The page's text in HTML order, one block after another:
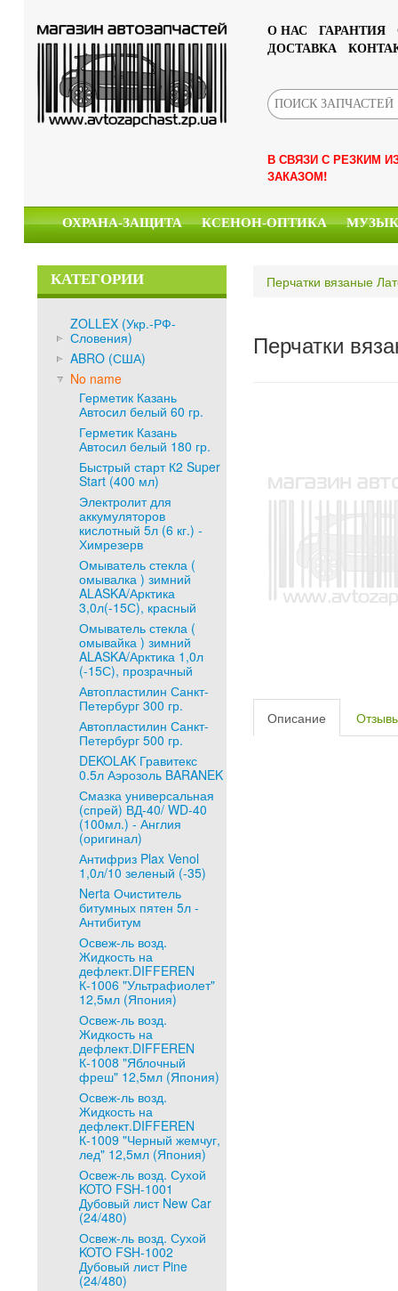
О НАС ГАРАНТИЯ
ДОСТАВКА
В СВЯЗИ С РЕЗКИМ
ЗАКАЗОМ!
ОХРАНА-ЗАЩИТА КСЕНОН-ОПТИКА
КАТЕГОРИИ
ZOLLEX (Укр.-РФ-
Словения)
ABRO (США)
No name
Герметик Казань
Автосил белый 60 гр.
Герметик Казань
Автосил белый 180 гр.
Быстрый старт К2 Super
Start (400 мл)
Электролит для
аккумуляторов
кислотный 5л (6 кг.) -
Химрезерв
Омыватель стекла (
омывалка ) зимний
ALASKA/Арктика
3,0л(-15С), красный
Омыватель стекла (
омывайка ) зимний
ALASKA/Арктика 1,0л
(-15С), прозрачный
Автопластилин Санкт-
Петербург 300 гр.
Автопластилин Санкт-
Петербург 500 гр.
DEKOLAK Гравитекс
0.5л Аэрозоль BARANEK
Смазка универсальная
(спрей) ВД-40/ WD-40
(100мл.) - Англия
(оригинал)
Антифриз Plax Venol
1,0л/10 зеленый (-35)
Nerta Очиститель
битумных пятен 5л -
Антибитум
Освеж-ль возд.
Жидкость на
дефлект.DIFFEREN
К-1006 "Ультрафиолет"
12,5мл (Япония)
Освеж-ль возд.
Жидкость на
дефлект.DIFFEREN
К-1008 "Яблочный
фреш" 12,5мл (Япония)
Освеж-ль возд.
Жидкость на
дефлект.DIFFEREN
К-1009 "Черный жемчуг,
лед" 12,5мл (Япония)
Освеж-ль возд. Сухой
KOTO FSH-1001
Дубовый лист New Car
(24/480)
Освеж-ль возд. Сухой
KOTO FSH-1002
Дубовый лист Pine
(24/480)
Перчатки вязаные
Перчатки
Описание